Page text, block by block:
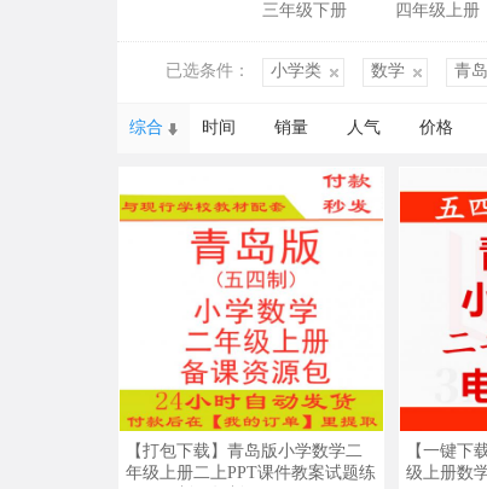
三年级下册
四年级上册
已选条件： 小学类 数学 青
综合 时间 销量 人气 价格
【打包下载】青岛版小学数学二
年级上册二上PPT课件教案试题练
【一键下
级上册数